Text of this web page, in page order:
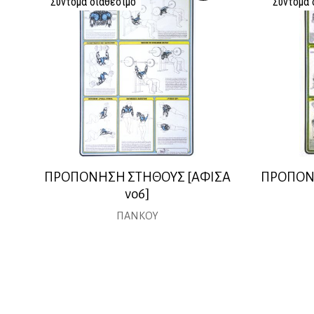
ΠΡΟΠΟΝΗΣΗ ΣΤΗΘΟΥΣ [ΑΦΙΣΑ
νο6]
ΠΑΝΚΟΥ